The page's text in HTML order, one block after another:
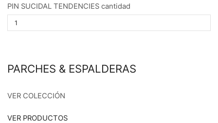
PIN SUCIDAL TENDENCIES cantidad
PARCHES & ESPALDERAS
VER COLECCIÓN
VER PRODUCTOS